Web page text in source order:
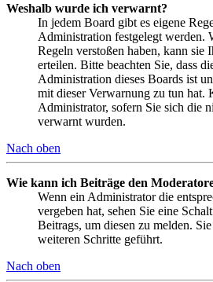
Weshalb wurde ich verwarnt?
In jedem Board gibt es eigene
Administration festgelegt werden.
Regeln verstoßen haben, kann sie
erteilen. Bitte beachten Sie, dass
Administration dieses Boards ist
mit dieser Verwarnung zu tun hat.
Administrator, sofern Sie sich die
verwarnt wurden.
Nach oben
Wie kann ich Beiträge den
Wenn ein Administrator die
vergeben hat, sehen Sie eine
Beitrags, um diesen zu melden.
weiteren Schritte geführt.
Nach oben